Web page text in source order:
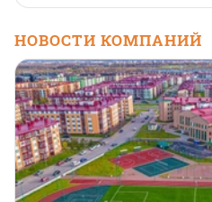
НОВОСТИ КОМПАНИЙ